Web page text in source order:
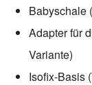
Babyschale
Adapter für
Variante)
Isofix-Basis